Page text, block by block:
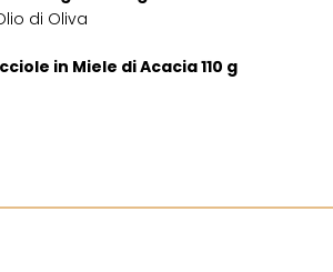
di Oliva
in Miele di Acacia 110 g